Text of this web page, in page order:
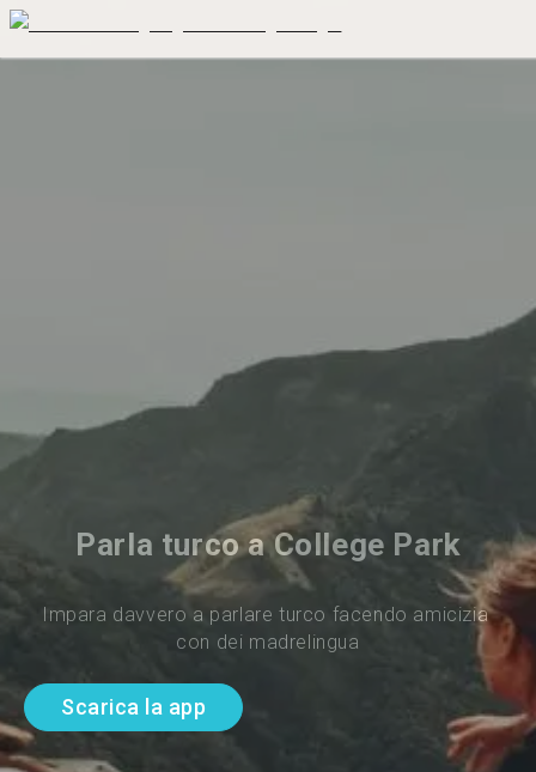
Parla turco a College Park
Impara davvero a parlare turco facendo amicizia
con dei madrelingua
Scarica la app